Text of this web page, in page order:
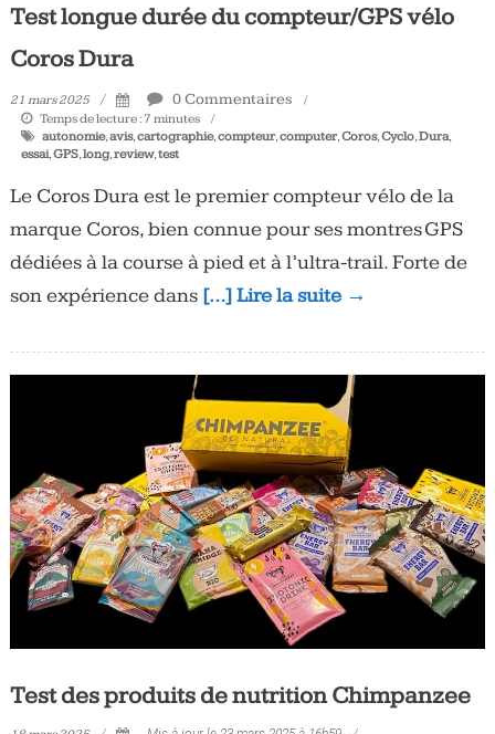
Test longue durée du compteur/GPS vélo
Coros Dura
21 mars 2025 0 Commentaires
Temps de lecture : 7 minutes
autonomie,avis,cartographie,compteur,computer,Coros,Cyclo,Dura,
essai,GPS,long,review,test
Le Coros Dura est le premier compteur vélo de la
marque Coros, bien connue pour ses montres GPS
dédiées à la course à pied et à l’ultra-trail. Forte de
son expérience dans […] Lire la suite →
Test des produits de nutrition Chimpanzee